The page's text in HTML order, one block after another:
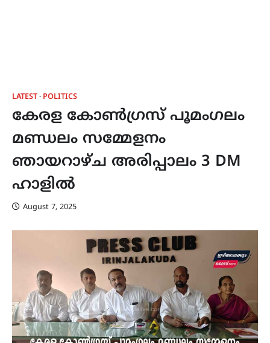
LATEST POLITICS
കേരള കോൺഗ്രസ് പൂമംഗലം
മണ്ഡലം സമ്മേളനം
ഞായറാഴ്ച അരിപ്പാലം 3 DM
ഹാളിൽ
August 7, 2025